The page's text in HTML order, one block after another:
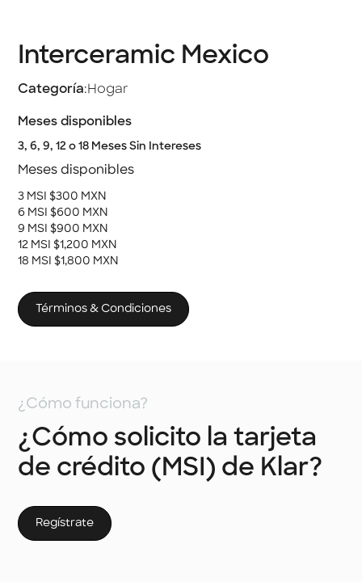
Interceramic Mexico
Categoría:Hogar
Meses disponibles
3, 6, 9, 12 o 18 Meses Sin Intereses
Meses disponibles
3 MSI $300 MXN
6 MSI $600 MXN
9 MSI $900 MXN
12 MSI $1,200 MXN
18 MSI $1,800 MXN
Términos & Condiciones
¿Cómo funciona?
¿Cómo solicito la tarjeta
de crédito (MSI) de Klar?
Regístrate